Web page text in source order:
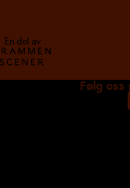
En del av
Følg